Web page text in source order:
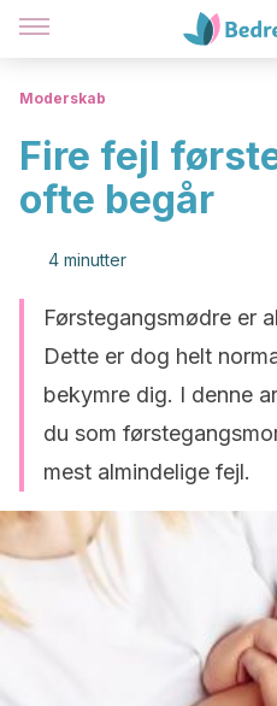
Moderskab
Fire fejl
ofte begår
4 minutter
Førstegangsmødre er
Dette er dog helt
bekymre dig. I denne
du som
mest almindelige fejl.